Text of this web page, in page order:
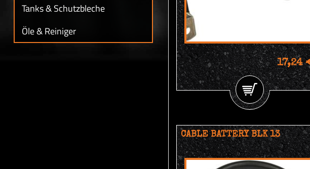
Tanks & Schutzbleche
Öle & Reiniger
17,24
CABLE BATTERY BLK 13